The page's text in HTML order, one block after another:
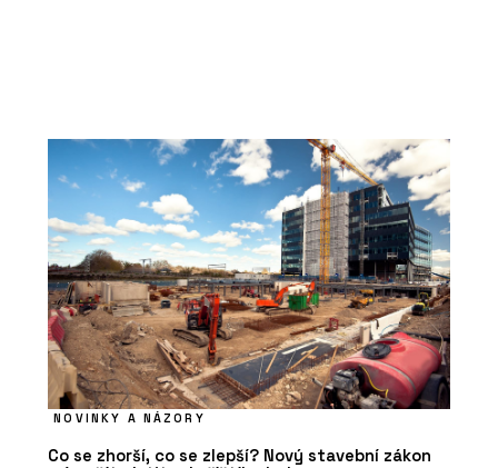
NOVINKY A NÁZORY
Co se zhorší, co se zlepší? Nový stavební zákon